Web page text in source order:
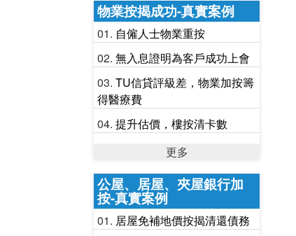
物業按揭成功-真實案例
自僱人士物業重按
無入息證明為客戶成功上會
TU信貸評級差，物業加按籌
得醫療費
提升估價，樓按清卡數
更多
公屋、居屋、夾屋銀行加
按-真實案例
居屋免補地價按揭清還債務